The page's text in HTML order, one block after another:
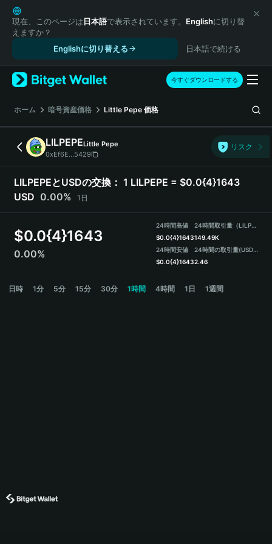
English
日本語
Tiếng Việt
Español (Latinoamérica)
Türkçe
Français
Deutsch
简体中文
繁體中文
Português (Portugal)
Bahasa Indonesia
ภาษาไทย
हिन्दी
Español
Português (Brasil)
現在、このページは日本語で表示されています。 Englishに切り替
えますか？
Englishに切り替える
日本語で続ける
今すぐダウンロードする
ホーム 暗号資産価格 Little Pepe 価格
LILPEPELittle Pepe
0xEf6E...5429
リスク
LILPEPEとUSDの交換： 1 LILPEPE = $0.0{4}1643
USD 0.00% 1日
$0.0{4}1643
0.00%
24時間高値
$0.0{4}1643
24時間安値
$0.0{4}1643
24時間取引量（LILPEPE）
149.49K
24時間の取引量(USDT)
2.46
日時 1分 5分 15分 30分 1時間 4時間 1日 1週間